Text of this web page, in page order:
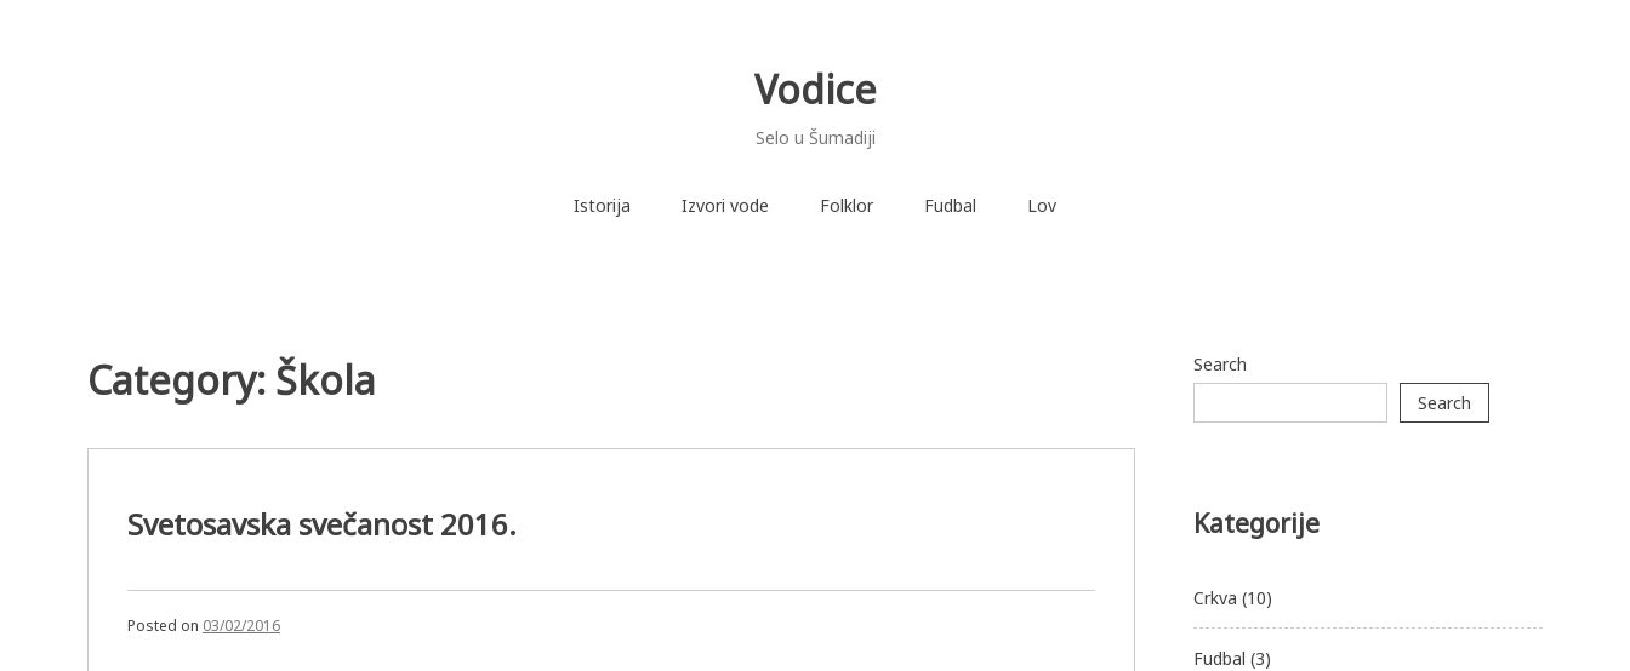
Vodice
Selo u Šumadiji
Istorija Izvori vode Folklor Fudbal Lov
Category: Škola
Svetosavska svečanost 2016.
Posted on 03/02/2016
Search
Search
Kategorije
Crkva (10)
Fudbal (3)